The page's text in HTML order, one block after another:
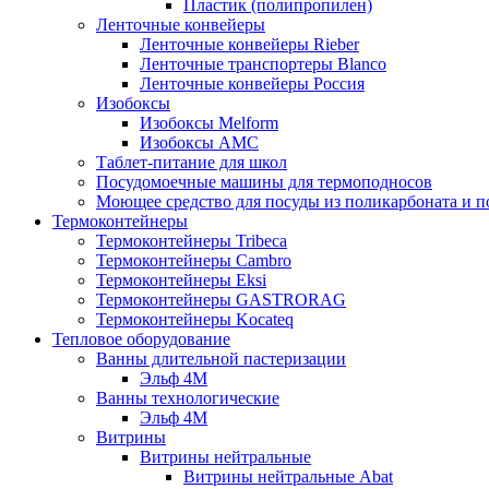
Пластик (полипропилен)
Ленточные конвейеры
Ленточные конвейеры Rieber
Ленточные транспортеры Blanco
Ленточные конвейеры Россия
Изобоксы
Изобоксы Melform
Изобоксы AMC
Таблет-питание для школ
Посудомоечные машины для термоподносов
Моющее средство для посуды из поликарбоната и
Термоконтейнеры
Термоконтейнеры Tribeca
Термоконтейнеры Cambro
Термоконтейнеры Eksi
Термоконтейнеры GASTRORAG
Термоконтейнеры Kocateq
Тепловое оборудование
Ванны длительной пастеризации
Эльф 4М
Ванны технологические
Эльф 4М
Витрины
Витрины нейтральные
Витрины нейтральные Abat